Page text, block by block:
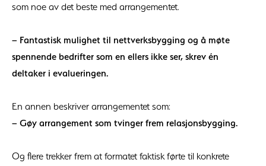
som noe av det beste med arrangementet.
– Fantastisk mulighet til nettverksbygging og å møte
spennende bedrifter som en ellers ikke ser, skrev én
deltaker i evalueringen.
En annen beskriver arrangementet som:
– Gøy arrangement som tvinger frem relasjonsbygging.
Og flere trekker frem at formatet faktisk førte til konkrete